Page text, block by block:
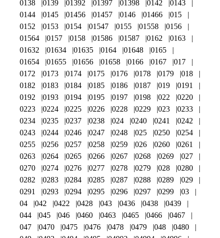
0138
0139 01392 01397 01398 0142
0143
0144
0145 01456 01457 0146 01466
015
0152
0153 0154 01547 0155 01558
0156
01564
0157 0158 01586 01587 0162
0163
01632
01634 01635 0164 01648
0165
01654
01655 01656 01658 0166 0167
017
0172
0173 0174 0175 0176 0178 0179
018
0182
0183 0184 0185 0186 0187 019
0191
0192
0193 0194 0195 0197 0198 022
0220
0223
0224 0225 0226 0228 0229 023
0233
0234
0235 0237 0238 024 0240 0241
0242
0243
0244 0246 0247 0248 025 0250
0254
0255
0256 0257 0258 0259 026 0260
0261
0263
0264 0265 0266 0267 0268 0269
027
0270
0274 0276 0277 0278 0279 028
0280
0282
0283 0284 0285 0287 0288 0289
029
0291
0293 0294 0295 0296 0297 0299
03
04
042 0422 0428 043 0436 0438
0439
044
045 046 0460 0463 0465 0466
0467
047
0470 0475 0476 0478 0479 048
0480